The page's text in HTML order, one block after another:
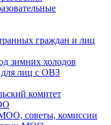
граждан и лиц
зимних холодов
для лиц с ОВЗ
комитет
советы, комиссии